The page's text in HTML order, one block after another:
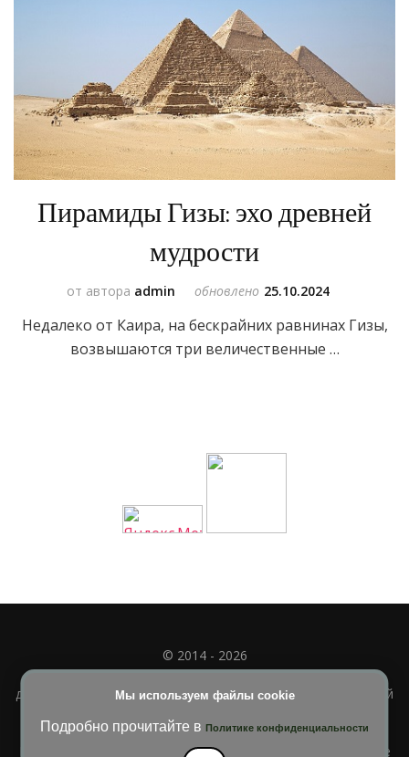
Пирамиды Гизы: эхо древней
мудрости
от автора admin обновлено 25.10.2024
Недалеко от Каира, на бескрайних равнинах Гизы,
возвышаются три величественные …
Мы используем файлы cookie
Подробно прочитайте в Политике конфиденциальности
© 2014 - 2026
Полное или частичное использование материала
допускается только при наличии активной и индексируемой
Blossom Diva | РазработанаТемы Blossom . На платформе